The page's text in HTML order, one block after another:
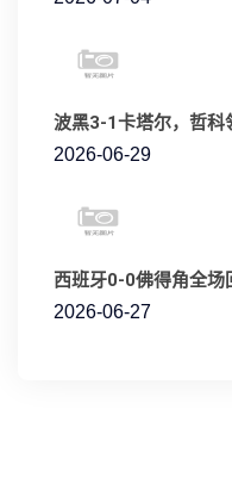
波黑3-1卡塔尔，哲科
2026-06-29
西班牙0-0佛得角全场
2026-06-27